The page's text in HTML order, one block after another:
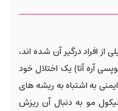
افراد درگیر آن شده اند،
آره آتا) یک اختلال خود
به اشتباه به ریشه های
مو به دنبال آن ریزش